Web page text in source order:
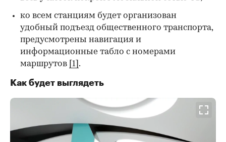
ко всем станциям будет организован
удобный подъезд общественного транспорта,
предусмотрены навигация и
информационные табло с номерами
маршрутов [1] .
Как будет выглядеть